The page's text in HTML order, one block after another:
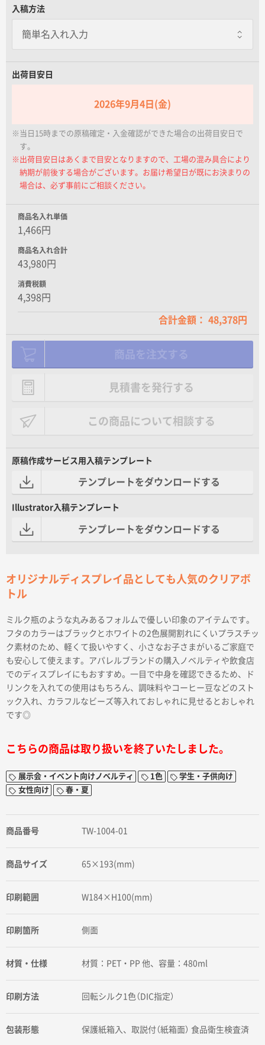
包装紙で包んだ後に外のしをします
入稿方法
出荷目安日
2026年9月4日(金)
※当日15時までの原稿確定・入金確認ができた場合の出荷目安日で
す。
※出荷目安日はあくまで目安となりますので、工場の混み具合により
納期が前後する場合がございます。お届け希望日が既にお決まりの
場合は、必ず事前にご相談ください。
商品名入れ単価
1,466円
商品名入れ合計
43,980円
消費税額
4,398円
合計金額： 48,378円
見積書を発行する
この商品について相談する
原稿作成サービス用入稿テンプレート
テンプレートをダウンロードする
Illustrator入稿テンプレート
テンプレートをダウンロードする
オリジナルディスプレイ品としても人気のクリアボ
トル
ミルク瓶のような丸みあるフォルムで優しい印象のアイテムです。
フタのカラーはブラックとホワイトの2色展開割れにくいプラスチッ
ク素材のため、軽くて扱いやすく、小さなお子さまがいるご家庭で
も安心して使えます。アパレルブランドの購入ノベルティや飲食店
でのディスプレイにもおすすめ。一目で中身を確認できるため、ド
リンクを入れての使用はもちろん、調味料やコーヒー豆などのスト
ック入れ、カラフルなビーズ等入れておしゃれに見せるとおしゃれ
です◎
こちらの商品は取り扱いを終了いたしました。
展示会・イベント向けノベルティ 1色
学生・子供向け
女性向け
春・夏
商品番号 TW-1004-01
商品サイズ 65×193(mm)
印刷範囲 W184×H100(mm)
印刷箇所 側面
材質・仕様 材質：PET・PP 他、容量：480ml
印刷方法 回転シルク1色（DIC指定）
包装形態 保護紙箱入、取説付（紙箱面） 食品衛生検査済